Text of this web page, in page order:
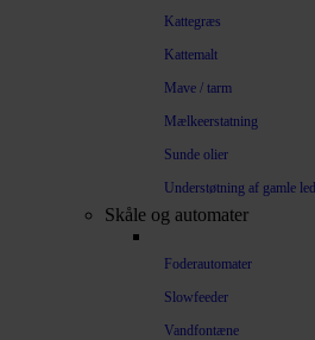
Kattegræs
Kattemalt
Mave / tarm
Mælkeerstatning
Sunde olier
Understøtning af gamle led
Skåle og automater
Foderautomater
Slowfeeder
Vandfontæne